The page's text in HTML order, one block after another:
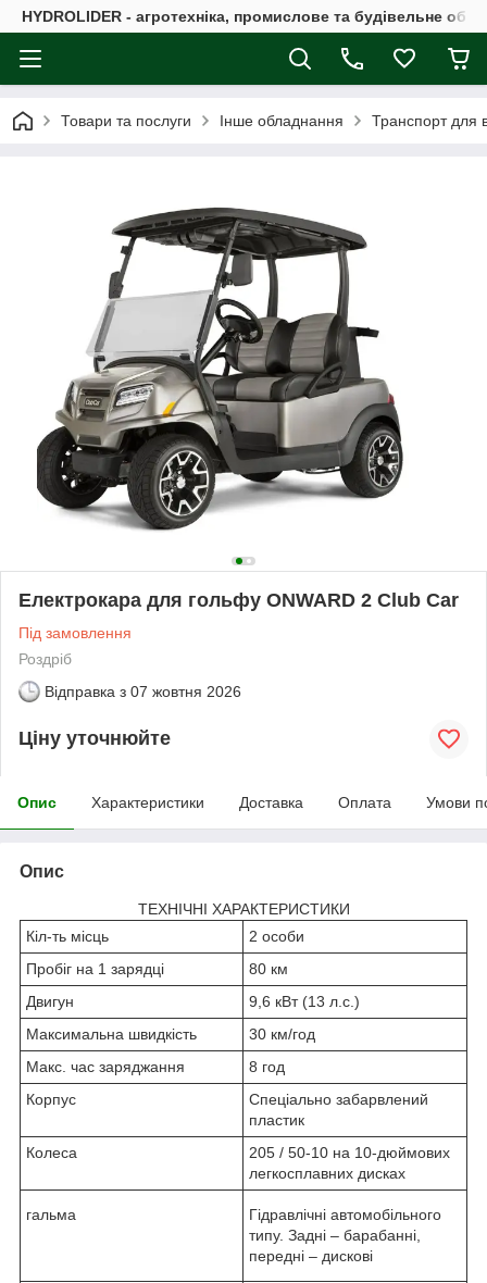
HYDROLIDER - агротехніка, промислове та будівельне
Товари та послуги Інше обладнання Транспорт для
Електрокара для гольфу ONWARD 2 Club Car
Під замовлення
Роздріб
Відправка з 07 жовтня 2026
Ціну уточнюйте
Опис Характеристики Доставка Оплата Умови
Опис
ТЕХНІЧНІ ХАРАКТЕРИСТИКИ
Кіл-ть місць
2 особи
Пробіг на 1 зарядці
80 км
Двигун
9,6 кВт (13 л.с.)
Максимальна швидкість
30 км/год
Макс. час заряджання
8 год
Корпус
Спеціально забарвлений
пластик
Колеса
205 / 50-10 на 10-дюймових
легкосплавних дисках
гальма
Гідравлічні автомобільного
типу. Задні – барабанні,
передні – дискові